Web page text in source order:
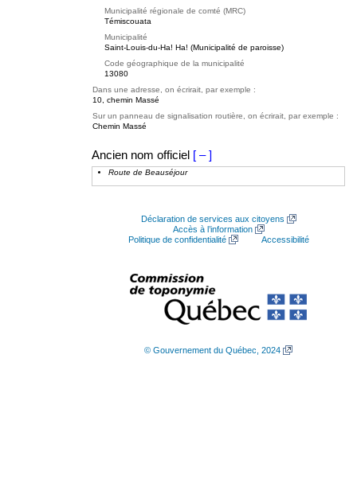
Municipalité régionale de comté (MRC)
Témiscouata
Municipalité
Saint-Louis-du-Ha! Ha! (Municipalité de paroisse)
Code géographique de la municipalité
13080
Dans une adresse, on écrirait, par exemple :
10, chemin Massé
Sur un panneau de signalisation routière, on écrirait, par exemple :
Chemin Massé
Ancien nom officiel [ – ]
Route de Beauséjour
Déclaration de services aux citoyens
Accès à l’information
Politique de confidentialité
Accessibilité
© Gouvernement du Québec, 2024